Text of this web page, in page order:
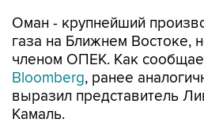
Оман - крупнейший
газа на Ближнем Востоке,
членом ОПЕК. Как
Bloomberg, ранее
выразил представитель
Камаль.